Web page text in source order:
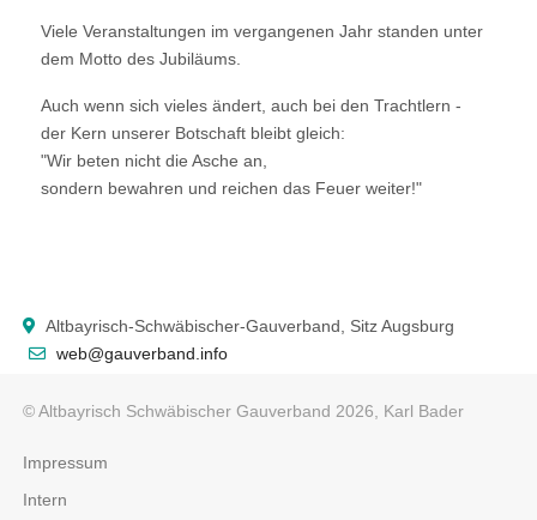
Viele Veranstaltungen im vergangenen Jahr standen unter
dem Motto des Jubiläums.
Auch wenn sich vieles ändert, auch bei den Trachtlern -
der Kern unserer Botschaft bleibt gleich:
"Wir beten nicht die Asche an,
sondern bewahren und reichen das Feuer weiter!"
Altbayrisch-Schwäbischer-Gauverband, Sitz Augsburg
web@gauverband.info
© Altbayrisch Schwäbischer Gauverband 2026, Karl Bader
Impressum
Intern